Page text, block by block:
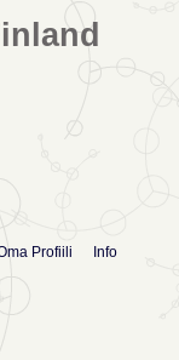
Profiili Info